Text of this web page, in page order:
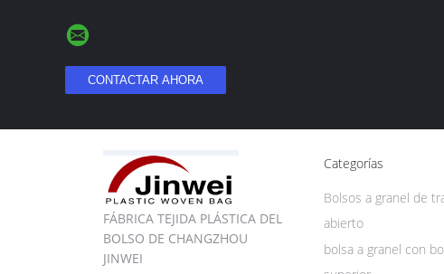
FÁBRICA TEJIDA PLÁSTICA DEL
BOLSO DE CHANGZHOU
JINWEI
Categorías
Bolsos a granel de
abierto
bolsa a granel con